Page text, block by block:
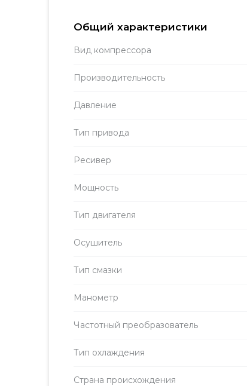
Общий характеристики
Вид компрессора
Производитель­ность
Давление
Тип привода
Ресивер
Мощность
Тип двигателя
Осушитель
Тип смазки
Манометр
Частотный преобразователь
Тип охлаждения
Страна происхождения